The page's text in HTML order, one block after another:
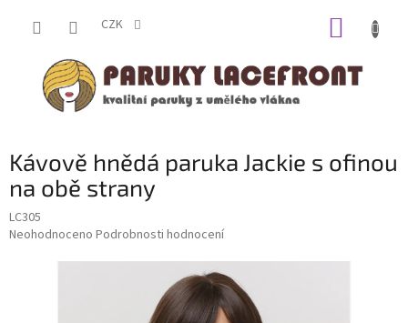
CZK
Kávově hnědá paruka Jackie s ofinou
na obě strany
LC305
Průměrné
Neohodnoceno Podrobnosti hodnocení